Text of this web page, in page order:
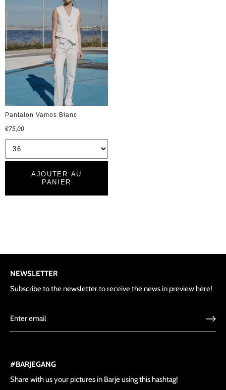
Pantalon Vamos Blanc
€75,00
AJOUTER AU
PANIER
NEWSLETTER
Subscribe to the newsletter to receive the news in preview here!
#BARJEGANG
Share with us your pictures in Barje using this hashtag!